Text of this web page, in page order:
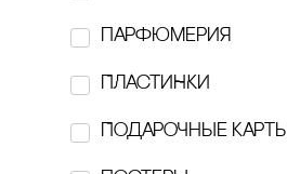
KÖTIOLLA
KRiVOKOSO
Lamp.e.e
парфюмерия
ПЛАсТИНКИ
Подарочные карты